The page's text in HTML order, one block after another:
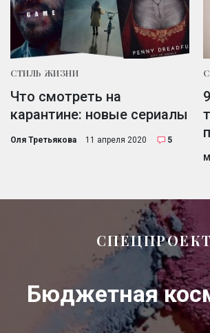
СТИЛЬ ЖИЗНИ
Что смотреть на
карантине: новые сериалы
Оля Третьякова 11 апреля 2020 5
СПЕЦПРОЕКТ
Бюджетная